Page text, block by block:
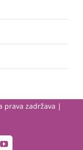
prava zadržava |
YouTube